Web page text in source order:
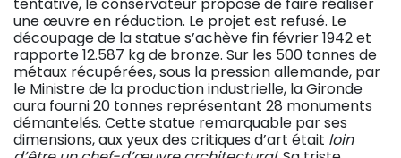
tentative, le conservateur propose de faire réaliser
une œuvre en réduction. Le projet est refusé. Le
découpage de la statue s’achève fin février 1942 et
rapporte 12.587 kg de bronze. Sur les 500 tonnes de
métaux récupérées, sous la pression allemande, par
le Ministre de la production industrielle, la Gironde
aura fourni 20 tonnes représentant 28 monuments
démantelés. Cette statue remarquable par ses
dimensions, aux yeux des critiques d’art était loin